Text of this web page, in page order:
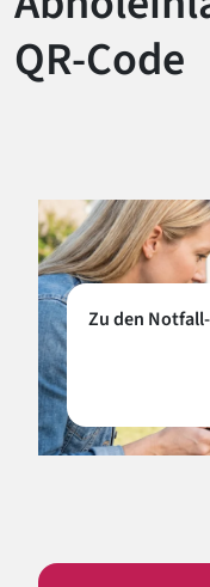
QR-Code
Zu den